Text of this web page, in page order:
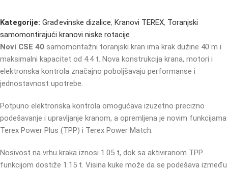
Kategorije: Građevinske dizalice, Kranovi TEREX, Toranjski
samomontirajući kranovi niske rotacije
Novi CSE 40 samomontažni toranjski kran ima krak dužine 40 m i
maksimalni kapacitet od 4.4 t. Nova konstrukcija krana, motori i
elektronska kontrola značajno poboljšavaju performanse i
jednostavnost upotrebe.
Potpuno elektronska kontrola omogućava izuzetno precizno
podešavanje i upravljanje kranom, a opremljena je novim funkcijama
Terex Power Plus (TPP) i Terex Power Match.
Nosivost na vrhu kraka iznosi 1.05 t, dok sa aktiviranom TPP
funkcijom dostiže 1.15 t. Visina kuke može da se podešava između